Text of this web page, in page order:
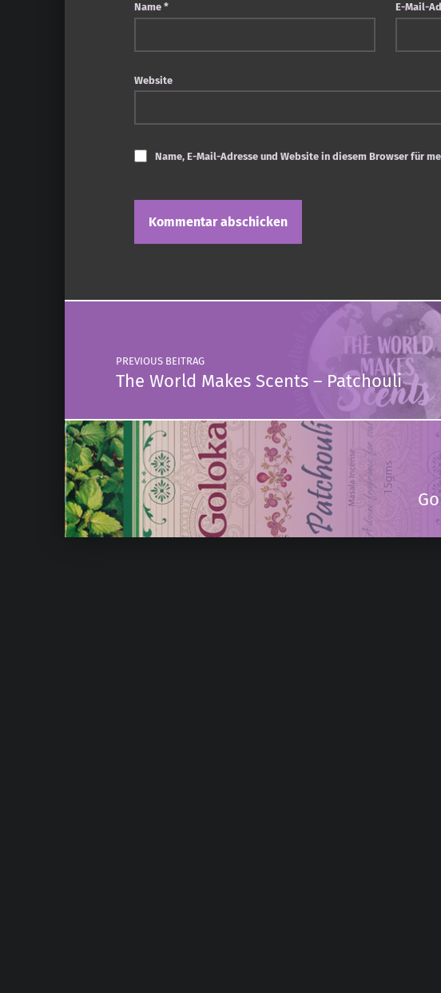
Name * E-Mail-
Website
Name, E-Mail-Adresse und Website in diesem Browser für
Post navigation
PREVIOUS BEITRAG
The World Makes Scents – Patchouli